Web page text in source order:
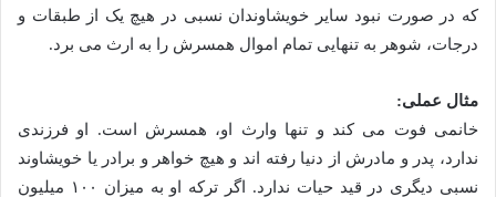
که در صورت نبود سایر خویشاوندان نسبی در هیچ یک از طبقات و
درجات، شوهر به تنهایی تمام اموال همسرش را به ارث می برد.
مثال عملی:
خانمی فوت می کند و تنها وارث او، همسرش است. او فرزندی
ندارد، پدر و مادرش از دنیا رفته اند و هیچ خواهر و برادر یا خویشاوند
نسبی دیگری در قید حیات ندارد. اگر ترکه او به میزان ۱۰۰ میلیون